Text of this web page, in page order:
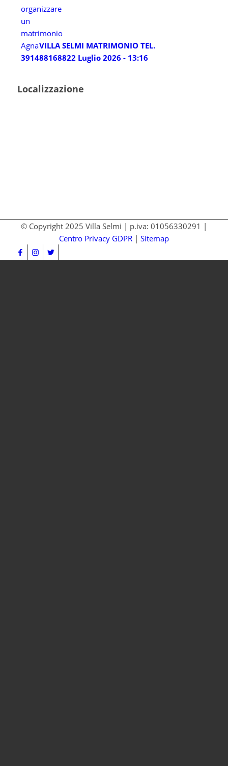
VILLA SELMI MATRIMONIO TEL.
391488168822 Luglio 2026 - 13:16
Localizzazione
© Copyright 2025 Villa Selmi | p.iva: 01056330291 |
Centro Privacy GDPR| Sitemap